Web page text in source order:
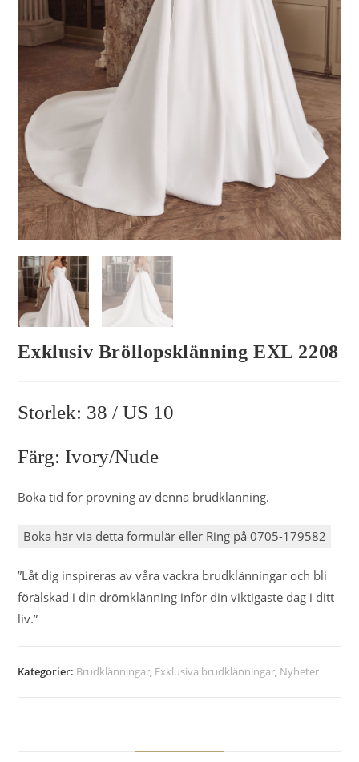
Exklusiv Bröllopsklänning EXL 2208
Storlek: 38 / US 10
Färg: Ivory/nude
Boka tid för provning av denna brudklänning.
Boka här via detta formulär eller Ring på 0705-179582
”Låt dig inspireras av våra vackra brudklänningar och bli
förälskad i din drömklänning inför din viktigaste dag i ditt
liv.”
Kategorier: Brudklänningar, Exklusiva brudklänningar, Nyheter